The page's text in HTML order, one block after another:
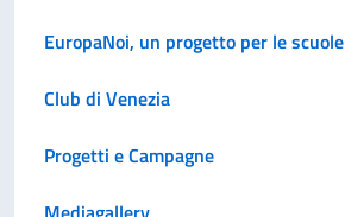
EuropaNoi, un progetto per le scuole
Club di Venezia
Progetti e Campagne